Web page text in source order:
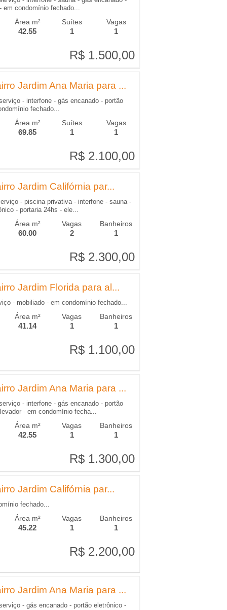
R$ 1.500,00
em condomínio fechado...
Área m²
42.55
Suítes
1
Vagas
1
R$ 1.500,00
R$ 2.100,00
Jardim Ana Maria para ...
- interfone - gás encanado - portão
fechado...
Área m²
69.85
Suítes
1
Vagas
1
R$ 2.100,00
R$ 2.300,00
Jardim Califórnia par...
- piscina privativa - interfone - sauna -
- portaria 24hs - ele...
Área m²
60.00
Vagas
2
Banheiros
1
R$ 2.300,00
R$ 1.100,00
Jardim Florida para al...
- mobiliado - em condomínio fechado...
Área m²
41.14
Vagas
1
Banheiros
1
R$ 1.100,00
R$ 1.300,00
Jardim Ana Maria para ...
- interfone - gás encanado - portão
- em condomínio fecha...
Área m²
42.55
Vagas
1
Banheiros
1
R$ 1.300,00
R$ 2.200,00
Jardim Califórnia par...
fechado...
Área m²
45.22
Vagas
1
Banheiros
1
R$ 2.200,00
Jardim Ana Maria para ...
- gás encanado - portão eletrônico -